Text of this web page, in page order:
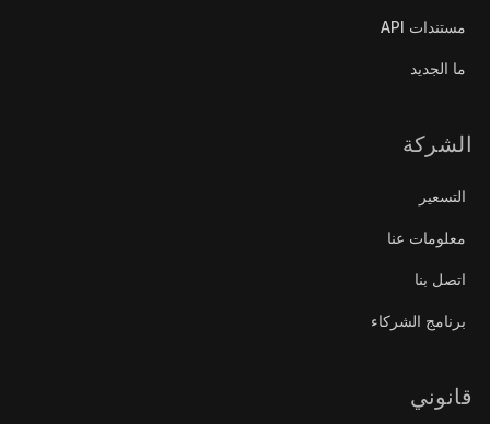
مستندات API
ما الجديد
الشركة
التسعير
معلومات عنا
اتصل بنا
برنامج الشركاء
قانوني